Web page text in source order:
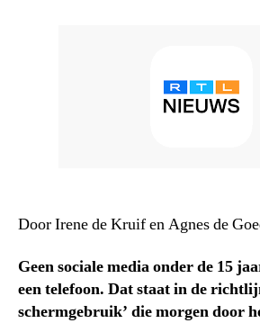
Door Irene de Kruif en Agnes de
Geen sociale media onder de 15
een telefoon. Dat staat in de
schermgebruik’ die morgen door